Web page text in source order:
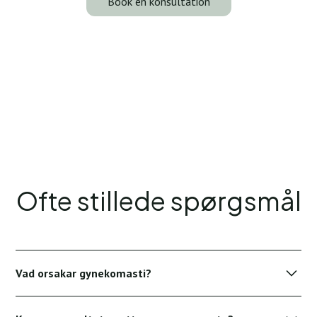
Ofte stillede spørgsmål
Vad orsakar gynekomasti?